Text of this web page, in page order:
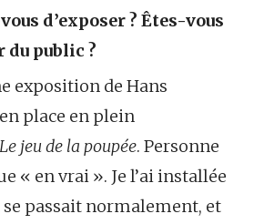
d’exposer ? Êtes-vous
du public ?
exposition de Hans
place en plein
Le jeu de la poupée. Personne
« en vrai ». Je l’ai installée
passait normalement, et